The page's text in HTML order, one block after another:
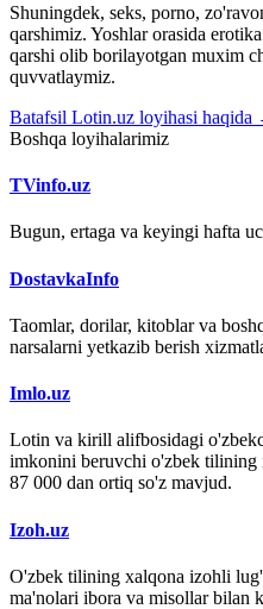
Shuningdek, seks, porno,
qarshimiz. Yoshlar orasida
qarshi olib borilayotgan muxim
quvvatlaymiz.
Batafsil Lotin.uz loyihasi haqida
Boshqa loyihalarimiz
TVinfo.uz
Bugun, ertaga va keyingi hafta
DostavkaInfo
Taomlar, dorilar, kitoblar va
narsalarni yetkazib berish
Imlo.uz
Lotin va kirill alifbosidagi
imkonini beruvchi o'zbek tilining
87 000 dan ortiq so'z mavjud.
Izoh.uz
O'zbek tilining xalqona izohli
ma'nolari ibora va misollar bilan